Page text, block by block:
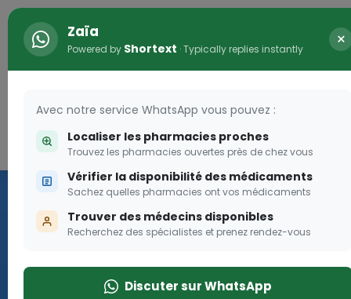
Connexion
Programme OLGA-ESTHER
Rejoignez le programme Olga Esther pour les femmes
enceintes
Rejoignez le programme Olga Esther pour les
Zaïa
Powered by Shortext · Typically replies instantly ×
Avec notre service WhatsApp vous pouvez :
Localiser les pharmacies proches
Trouvez les pharmacies ouvertes près de chez vous
Vérifier la disponibilité des médicaments
Sachez quelles pharmacies ont vos médicaments
Trouver des médecins disponibles
Recherchez des spécialistes et prenez rendez-vous
Discuter sur WhatsApp